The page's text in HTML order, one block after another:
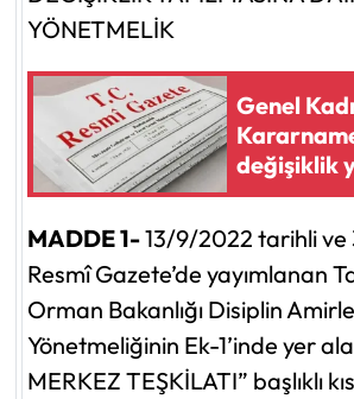
YÖNETMELİK
Genel
değişiklik
MADDE 1-13/9/2022 tarihli ve
Resmî Gazete’de yayımlanan
Orman Bakanlığı Disiplin
Yönetmeliğinin Ek-1’inde yer
MERKEZ TEŞKİLATI” başlıklı